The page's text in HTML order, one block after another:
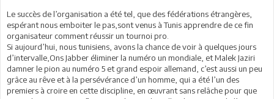
Le succès de l’organisation a été tel, que des fédérations étrangères,
espérant nous emboiter le pas,sont venus à Tunis apprendre de ce fin
organisateur comment réussir un tournoi pro.
Si aujourd’hui, nous tunisiens, avons la chance de voir à quelques jours
d’intervalle,Ons Jabber éliminer la numéro un mondiale, et Malek Jaziri
damner le pion au numéro 5 et grand espoir allemand, c’est aussi un peu
grâce au rêve et à la persévérance d’un homme, qui a été l’un des
premiers à croire en cette discipline, en œuvrant sans relâche pour que